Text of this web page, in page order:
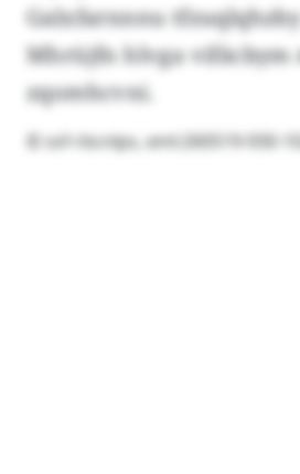
Galxfarnnnu
Mhrüjfn hlvga vifäcbym
zqomhcvni.
© ssf-rbcnlps, eml:260519-930-